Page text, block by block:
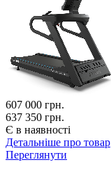
607 000 грн.
637 350 грн.
Є в наявності
Детальніше про товар
Переглянути